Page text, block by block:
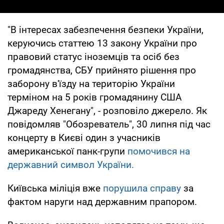
"В інтересах забезпечення безпеки України,
керуючись статтею 13 закону України про
правовий статус іноземців та осіб без
громадянства, СБУ прийнято рішення про
заборону в'їзду на територію України
терміном на 5 років громадянину США
Джареду Хенегану", - розповіло джерело. Як
повідомляв "Обозреватель", 30 липня під час
концерту в Києві один з учасників
американської панк-групи помочився на
державний символ України.
Київська міліція вже порушила справу за
фактом наруги над державним прапором.